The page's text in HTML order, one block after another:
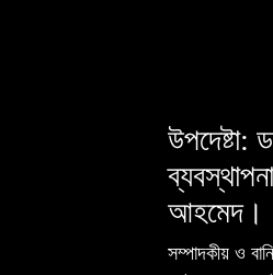
উপদেষ্টা:
আহমেদ।
সম্পাদকীয় ও